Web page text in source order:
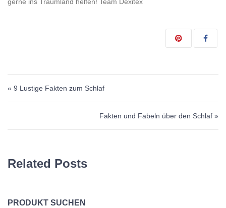
Beitragsnavigation
« 9 Lustige Fakten zum Schlaf
Fakten und Fabeln über den Schlaf »
Related Posts
PRODUKT SUCHEN